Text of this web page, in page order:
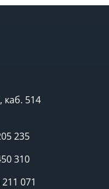
каб. 514
235
310
071